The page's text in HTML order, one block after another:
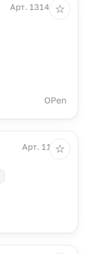
Арт. 13141.40
OPen
☆
Арт. 11928
☆